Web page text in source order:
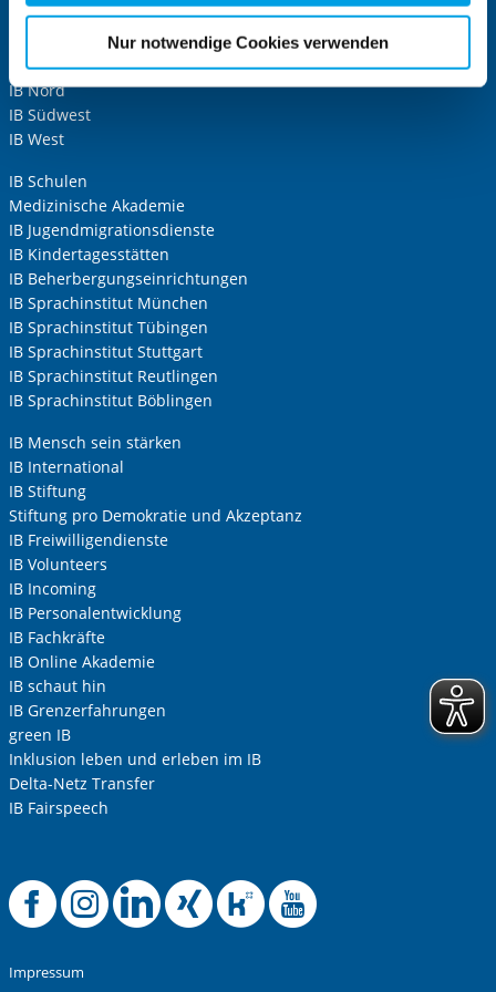
Cookies, die erforderlich zur Bereitstellung der von Ihnen
aufgerufenen und somit gewünschten Website-
Funktionen sind. Diese Cookies setzen wir aufgrund
berechtigter Interessen und daher unabhängig von einer
Nur notwendige Cookies verwenden
Anrede*
Keine Angabe
Frau
Herr
Unternehmen
Nachname, Vorname*
Adresse (PLZ, Ort, Strasse)
Ihre E-Mail-Adresse
Ihre Telefonnummer
Betreff ihrer Anfrage
Ihre Nachricht
Anti-Roboter-Verifizierung
Internationaler Bund
IB Mitte
IB Nord
IB Südwest
IB West
IB Schulen
Medizinische Akademie
IB Jugendmigrationsdienste
IB Kindertagesstätten
IB Beherbergungseinrichtungen
IB Sprachinstitut München
IB Sprachinstitut Tübingen
IB Sprachinstitut Stuttgart
IB Sprachinstitut Reutlingen
IB Sprachinstitut Böblingen
IB Mensch sein stärken
IB International
IB Stiftung
Stiftung pro Demokratie und Akzeptanz
IB Freiwilligendienste
IB Volunteers
IB Incoming
IB Personalentwicklung
IB Fachkräfte
IB Online Akademie
IB schaut hin
IB Grenzerfahrungen
green IB
Inklusion leben und erleben im IB
Delta-Netz Transfer
IB Fairspeech
Offizielle
Offizielle
Offizielle
Offizielle
Offizielle
Impressum